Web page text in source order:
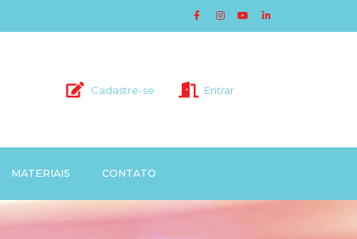
Cadastre-se Entrar
MATERIAIS CONTATO